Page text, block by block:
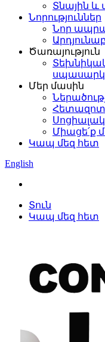
Տնային
Նորություններ
Նոր
Ծառայություն
Մեր մասին
Միացե՛ք
Կապ մեզ հետ
English
Տուն
Կապ մեզ հետ